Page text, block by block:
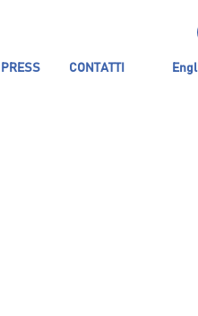
PRESS CONTATTI